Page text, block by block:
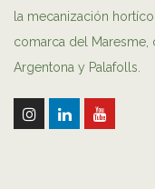
la mecanización
comarca del Maresme,
Argentona y Palafolls.